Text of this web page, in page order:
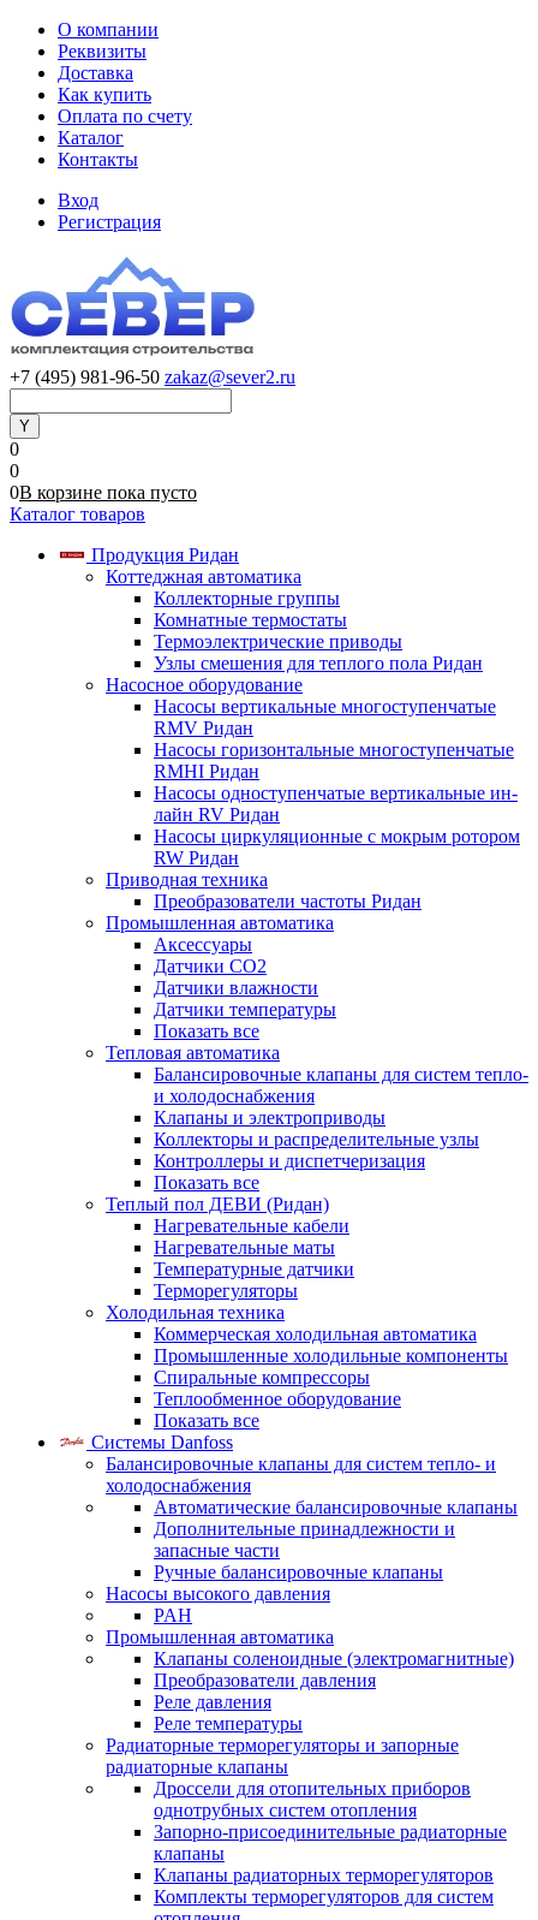
О компании
Реквизиты
Доставка
Как купить
Оплата по счету
Каталог
Контакты
Вход
Регистрация
+7 (495) 981-96-50 zakaz@sever2.ru
0
0
0В корзине пока пусто
Каталог товаров
Продукция Ридан
Коттеджная автоматика
Коллекторные группы
Комнатные термостаты
Термоэлектрические приводы
Узлы смешения для теплого пола Ридан
Насосное оборудование
Насосы вертикальные многоступенчатые
RMV Ридан
Насосы горизонтальные многоступенчатые
RMHI Ридан
Насосы одноступенчатые вертикальные ин-
лайн RV Ридан
Насосы циркуляционные с мокрым ротором
RW Ридан
Приводная техника
Преобразователи частоты Ридан
Промышленная автоматика
Аксессуары
Датчики CO2
Датчики влажности
Датчики температуры
Показать все
Тепловая автоматика
Балансировочные клапаны для систем тепло-
и холодоснабжения
Клапаны и электроприводы
Коллекторы и распределительные узлы
Контроллеры и диспетчеризация
Показать все
Теплый пол ДЕВИ (Ридан)
Нагревательные кабели
Нагревательные маты
Температурные датчики
Терморегуляторы
Холодильная техника
Коммерческая холодильная автоматика
Промышленные холодильные компоненты
Спиральные компрессоры
Теплообменное оборудование
Показать все
Системы Danfoss
Балансировочные клапаны для систем тепло- и
холодоснабжения
Автоматические балансировочные клапаны
Дополнительные принадлежности и
запасные части
Ручные балансировочные клапаны
Насосы высокого давления
PAH
Промышленная автоматика
Клапаны соленоидные (электромагнитные)
Преобразователи давления
Реле давления
Реле температуры
Радиаторные терморегуляторы и запорные
радиаторные клапаны
Дроссели для отопительных приборов
однотрубных систем отопления
Запорно-присоединительные радиаторные
клапаны
Клапаны радиаторных терморегуляторов
Комплекты терморегуляторов для систем